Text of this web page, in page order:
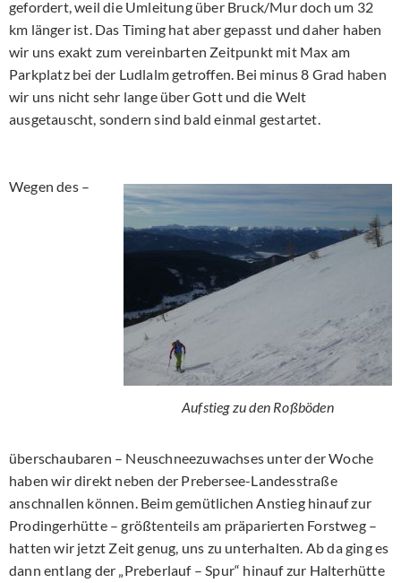
gefordert, weil die Umleitung über Bruck/Mur doch um 32
km länger ist. Das Timing hat aber gepasst und daher haben
wir uns exakt zum vereinbarten Zeitpunkt mit Max am
Parkplatz bei der Ludlalm getroffen. Bei minus 8 Grad haben
wir uns nicht sehr lange über Gott und die Welt
ausgetauscht, sondern sind bald einmal gestartet.
Aufstieg zu den Roßböden
Wegen des –
überschaubaren – Neuschneezuwachses unter der Woche
haben wir direkt neben der Prebersee-Landesstraße
anschnallen können. Beim gemütlichen Anstieg hinauf zur
Prodingerhütte – größtenteils am präparierten Forstweg –
hatten wir jetzt Zeit genug, uns zu unterhalten. Ab da ging es
dann entlang der „Preberlauf – Spur“ hinauf zur Halterhütte